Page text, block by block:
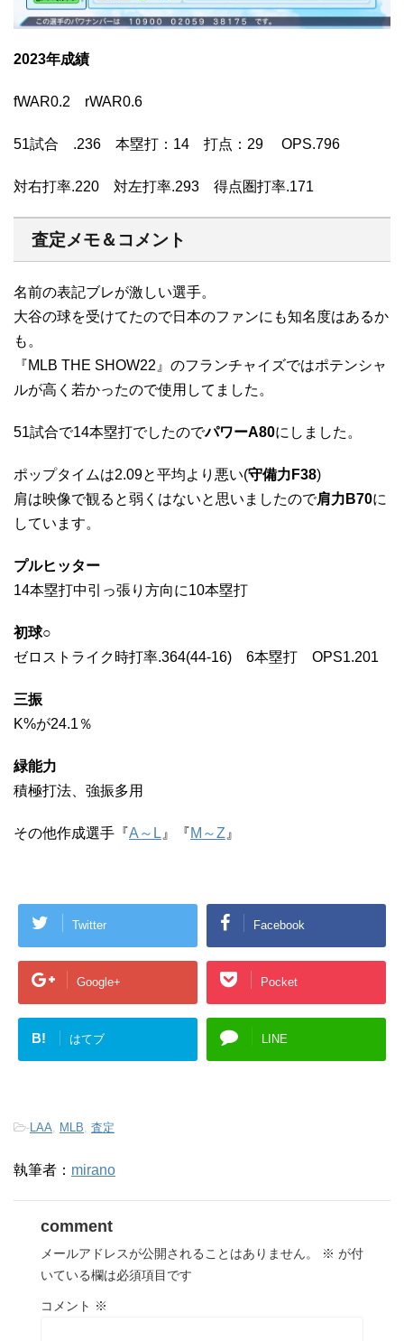
2023年成績
fWAR0.2 rWAR0.6
51試合 .236 本塁打：14 打点：29 OPS.796
対右打率.220 対左打率.293 得点圏打率.171
査定メモ＆コメント
名前の表記ブレが激しい選手。
大谷の球を受けてたので日本のファンにも知名度はあるか
も。
『MLB THE SHOW22』のフランチャイズではポテンシャ
ルが高く若かったので使用してました。
51試合で14本塁打でしたのでパワーA80にしました。
ポップタイムは2.09と平均より悪い(守備力F38)
肩は映像で観ると弱くはないと思いましたので肩力B70に
しています。
プルヒッター
14本塁打中引っ張り方向に10本塁打
初球○
ゼロストライク時打率.364(44-16) 6本塁打 OPS1.201
三振
K%が24.1％
緑能力
積極打法、強振多用
その他作成選手『A～L 』『M～Z 』
Twitter Facebook
Google+ Pocket
B! はてブ LINE
-LAA MLB 査定
執筆者： mirano
comment
メールアドレスが公開されることはありません。 ※ が付
いている欄は必須項目です
コメント ※